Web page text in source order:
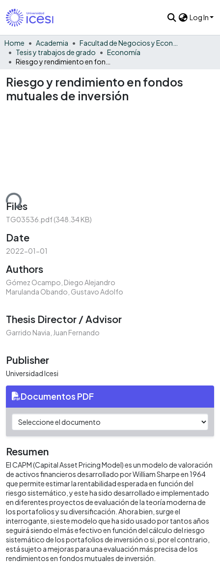
Log In
Home Academia
Tesis y trabajos de grado
Economía
Riesgo y rendimiento en fondos
mutuales de inversión
Files
TG03536.pdf(348.34 KB)
Date
2022-01-01
Authors
Gómez Ocampo, Diego Alejandro
Marulanda Obando, Gustavo Adolfo
Thesis Director / Advisor
Garrido Navia, Juan Fernando
Publisher
Universidad Icesi
Documentos PDF
Resumen
El CAPM (Capital Asset Pricing Model) es un modelo de valoración
de activos financieros desarrollado por William Sharpe en 1964
que permite estimar la rentabilidad esperada en función del
riesgo sistemático, y este ha sido desarrollado e implementado
en diferentes proyectos de evaluación de la teoría moderna de
los portafolios y su diversificación. Ahora bien, surge el
interrogante, si este modelo que ha sido usado por tantos años
seguirá siendo el más efectivo en función del cálculo del riesgo
sistemático de los portafolios de inversión o si, por el contrario,
está sujeto a mejoras para una evaluación más precisa de los
rendimientos en fondos mutuales de inversión.